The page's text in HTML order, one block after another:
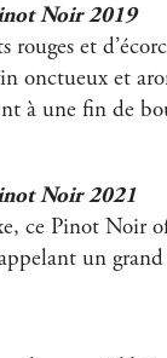
Noir 2019
et
onctueux et
à une fin de
Noir 2021
ce Pinot Noir
un